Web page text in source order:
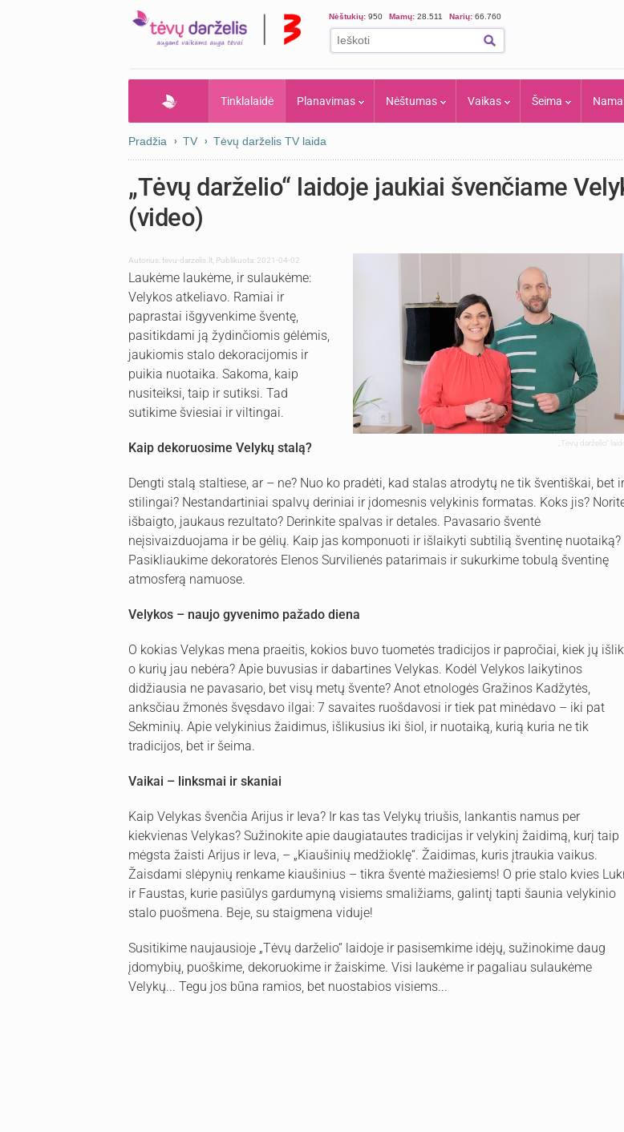
Nėštukių: 950 Mamų: 28.511 Narių: 66.760
Tinklalaidė Planavimas Nėštumas Vaikas Šeima
Pradžia TV Tėvų darželis TV laida
„Tėvų darželio“ laidoje jaukiai švenčiame
(video)
Autorius:tevu-darzelis.lt Publikuota: 2021-04-02
„Tėvų darželio“
Laukėme laukėme, ir sulaukėme:
Velykos atkeliavo. Ramiai ir
paprastai išgyvenkime šventę,
pasitikdami ją žydinčiomis gėlėmis,
jaukiomis stalo dekoracijomis ir
puikia nuotaika. Sakoma, kaip
nusiteiksi, taip ir sutiksi. Tad
sutikime šviesiai ir viltingai.
Kaip dekoruosime Velykų stalą?
Dengti stalą staltiese, ar – ne? Nuo ko pradėti, kad stalas atrodytų ne tik šventiškai, bet ir
stilingai? Nestandartiniai spalvų deriniai ir įdomesnis velykinis formatas. Koks jis?
išbaigto, jaukaus rezultato? Derinkite spalvas ir detales. Pavasario šventė
neįsivaizduojama ir be gėlių. Kaip jas komponuoti ir išlaikyti subtilią šventinę nuotaiką?
Pasikliaukime dekoratorės Elenos Survilienės patarimais ir sukurkime tobulą šventinę
atmosferą namuose.
Velykos – naujo gyvenimo pažado diena
O kokias Velykas mena praeitis, kokios buvo tuometės tradicijos ir papročiai, kiek jų
o kurių jau nebėra? Apie buvusias ir dabartines Velykas. Kodėl Velykos laikytinos
didžiausia ne pavasario, bet visų metų švente? Anot etnologės Gražinos Kadžytės,
anksčiau žmonės švęsdavo ilgai: 7 savaites ruošdavosi ir tiek pat minėdavo – iki pat
Sekminių. Apie velykinius žaidimus, išlikusius iki šiol, ir nuotaiką, kurią kuria ne tik
tradicijos, bet ir šeima.
Vaikai – linksmai ir skaniai
Kaip Velykas švenčia Arijus ir Ieva? Ir kas tas Velykų triušis, lankantis namus per
kiekvienas Velykas? Sužinokite apie daugiatautes tradicijas ir velykinį žaidimą, kurį taip
mėgsta žaisti Arijus ir Ieva, – „Kiaušinių medžioklę“. Žaidimas, kuris įtraukia vaikus.
Žaisdami slėpynių renkame kiaušinius – tikra šventė mažiesiems! O prie stalo kvies
ir Faustas, kurie pasiūlys gardumyną visiems smaližiams, galintį tapti šaunia velykinio
stalo puošmena. Beje, su staigmena viduje!
Susitikime naujausioje „Tėvų darželio“ laidoje ir pasisemkime idėjų, sužinokime daug
įdomybių, puoškime, dekoruokime ir žaiskime. Visi laukėme ir pagaliau sulaukėme
Velykų... Tegu jos būna ramios, bet nuostabios visiems...